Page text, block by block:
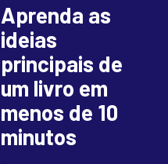
Aprenda as
ideias
principais de
um livro em
menos de 10
minutos